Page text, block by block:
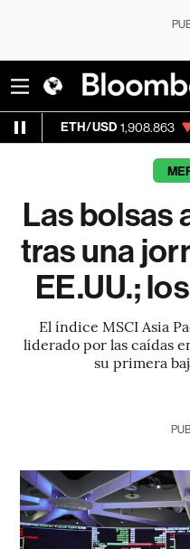
1,908.863 -0.36%
Las bolsas
tras una
EE.UU.;
El índice MSCI Asia
liderado por las caídas
su primera